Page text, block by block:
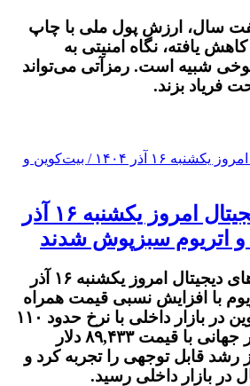
هفت سال، ارزش پول ملی با چاپ
۹ برابر کاهش یافته، نگاه امنیتی به
شبیه است. رمزآتی می‌تواند
فریاد بزند.
قیمت ارز‌های دیجیتال امروز یکشنبه ۱۶ آذر
در معاملات بازار ارزهای دیجیتال امروز یکشنبه ۱۶ آذر
با افزایش نسبی قیمت همراه
بودند. هر واحد بیت‌کوین در بازار داخلی با نرخ حدود ۱۱۰
میلیارد ریال و در بازار جهانی با قیمت ۸۹,۴۳۳ دلار
رشد قابل توجهی را تجربه کرد و